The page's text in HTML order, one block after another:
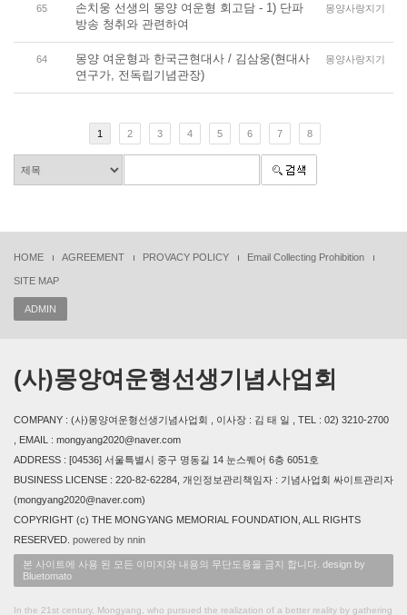
65
손치웅 선생의 몽양 여운형 회고담 - 1) 단파
방송 청취와 관련하여
몽양사랑지기
64
몽양 여운형과 한국근현대사 / 김삼웅(현대사
연구가, 전독립기념관장)
몽양사랑지기
1 2 3 4 5 6 7 8
HOME AGREEMENT PROVACY POLICY Email Collecting Prohibition
SITE MAP
ADMIN
(사)몽양여운형선생기념사업회
COMPANY : (사)몽양여운형선생기념사업회 , 이사장 : 김 태 일 , TEL : 02) 3210-2700
, EMAIL : mongyang2020@naver.com
ADDRESS : [04536] 서울특별시 중구 명동길 14 눈스퀘어 6층 6051호
BUSINESS LICENSE : 220-82-62284, 개인정보관리책임자 : 기념사업회 싸이트관리자
(mongyang2020@naver.com)
COPYRIGHT (c) THE MONGYANG MEMORIAL FOUNDATION, ALL RIGHTS
RESERVED. powered by nnin
본 사이트에 사용 된 모든 이미지와 내용의 무단도용을 금지 합니다. design by
Bluetomato
In the 21st century, Mongyang, who pursued the realization of a better reality by gathering